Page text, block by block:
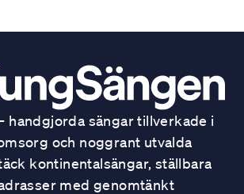
handgjorda sängar tillverkade i
och noggrant utvalda
kontinentalsängar, ställbara
med genomtänkt